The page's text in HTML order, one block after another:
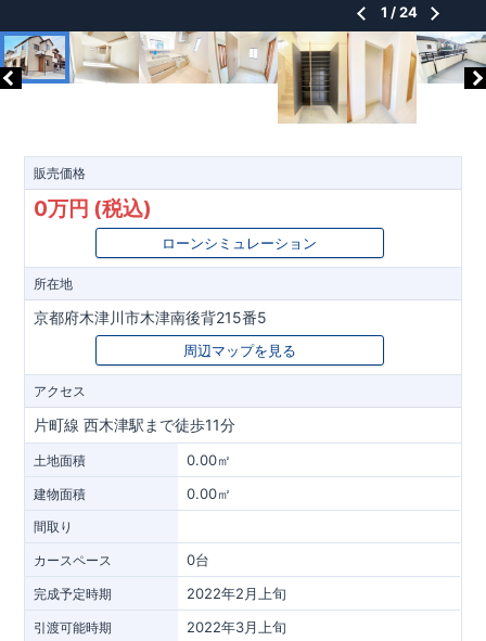
販売価格
0万円 (税込)
ローンシミュレーション
所在地
京都府木津川市木津南後背215番5
周辺マップを見る
アクセス
片町線 西木津駅まで徒歩11分
土地面積 0.00㎡
建物面積 0.00㎡
間取り
カースペース 0台
完成予定時期 2022年2月上旬
引渡可能時期 2022年3月上旬
1 /24